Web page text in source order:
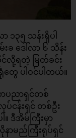
၁၃၅ သန်းရှိပါ
ခ ဒေါ်လာ ၆ သိန်း
င်လို့ရတဲ့ မြတ်ခင်း
တွေ ပါဝင်ပါတယ်။
ပညာရှင်တစ်
ငန်းရှင် တစ်ဦး
ဒီအိမ်ကြီးမှာ
လိုနာမည်ကြီးရုပ်ရှင်